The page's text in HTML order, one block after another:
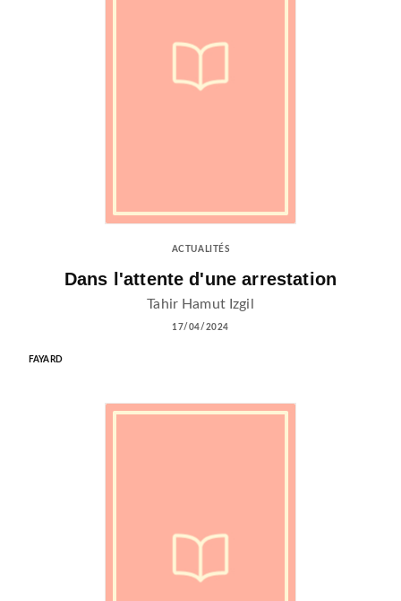
ACTUALITÉS
Dans l'attente d'une arrestation
Tahir Hamut Izgil
17/04/2024
FAYARD